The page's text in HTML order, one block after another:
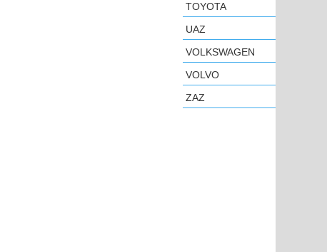
TOYOTA
UAZ
VOLKSWAGEN
VOLVO
ZAZ